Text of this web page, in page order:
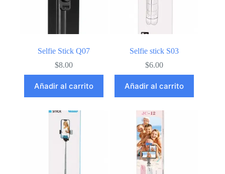
Selfie Stick Q07
$8.00
Añadir al carrito
Selfie stick S03
$6.00
Añadir al carrito